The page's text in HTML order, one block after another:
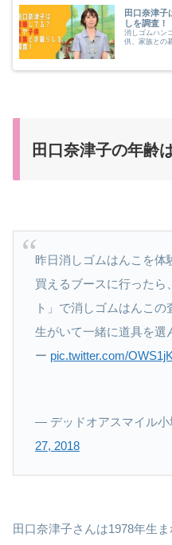
田口奈津子
しを調査！
消しゴムハン
供、家族との
田口奈津子の年齢
昨日消しゴムはんこを
買えるブースに行った
ト」で消しゴムはんこ
生がいて一緒に道具を選
ー pic.twitter.com/
— デッドオアスマイル小
27, 2018
田口奈津子さんは1978年生